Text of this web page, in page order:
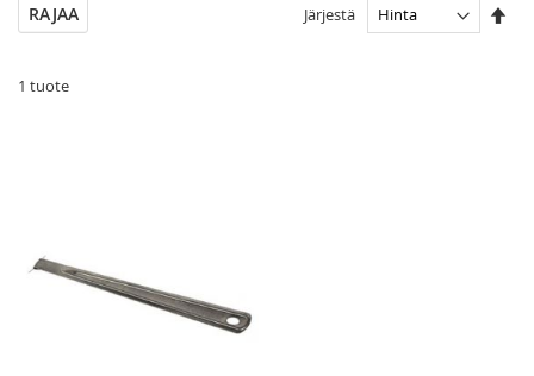
1 tuote
Järjestä
RAJAA